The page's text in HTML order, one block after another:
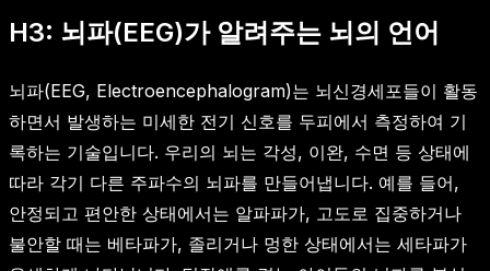
H3: 뇌파(EEG)가 알려주는 뇌의 언어
뇌파(EEG, Electroencephalogram)는 뇌신경세포들이 활동
하면서 발생하는 미세한 전기 신호를 두피에서 측정하여 기
록하는 기술입니다. 우리의 뇌는 각성, 이완, 수면 등 상태에
따라 각기 다른 주파수의 뇌파를 만들어냅니다. 예를 들어,
안정되고 편안한 상태에서는 알파파가, 고도로 집중하거나
불안할 때는 베타파가, 졸리거나 멍한 상태에서는 세타파가